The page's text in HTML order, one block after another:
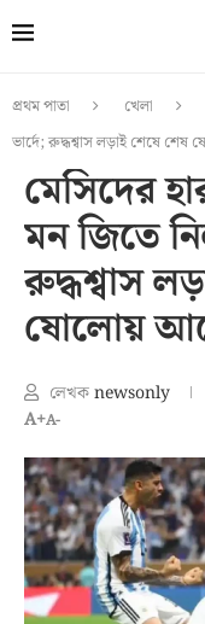
প্রথম পাতা খেলা
ভার্দে; রুদ্ধশ্বাস লড়াই শেষে শেষ
মেসিদের
মন জিতে
রুদ্ধশ্বাস
ষোলোয়
লেখকnewsonly
A+A-